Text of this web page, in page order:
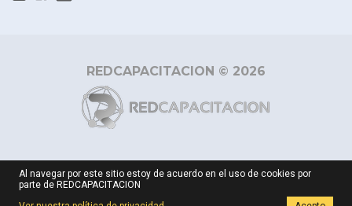
REDCAPACITACION © 2026
Al navegar por este sitio estoy de acuerdo en el uso de cookies por
parte de REDCAPACITACION